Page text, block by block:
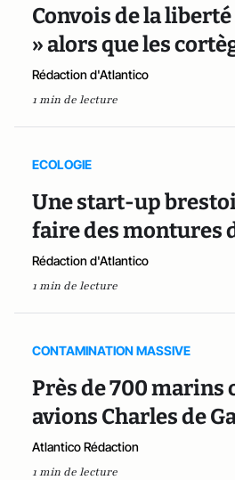
Convois de la
» alors que les
Rédaction d'Atlantico
1 min de lecture
ECOLOGIE
Une start-up
faire des montures
Rédaction d'Atlantico
1 min de lecture
CONTAMINATION MASSIVE
Près de 700
avions Charles de
Atlantico Rédaction
1 min de lecture